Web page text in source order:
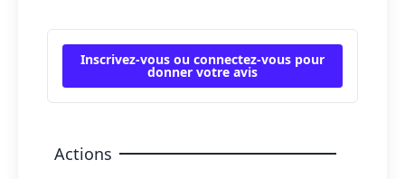
Inscrivez-vous ou connectez-vous pour
donner votre avis
Actions